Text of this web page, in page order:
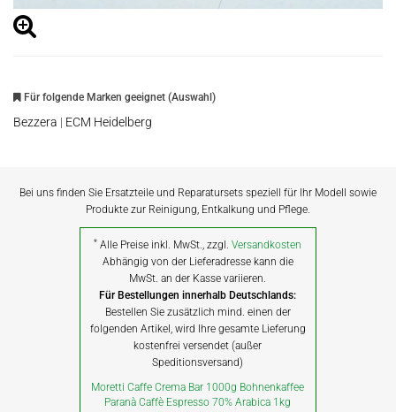
Für folgende Marken geeignet (Auswahl)
Bezzera | ECM Heidelberg
Bei uns finden Sie Ersatzteile und Reparatursets speziell für Ihr Modell sowie
Produkte zur Reinigung, Entkalkung und Pflege.
* Alle Preise inkl. MwSt., zzgl.Versandkosten
Abhängig von der Lieferadresse kann die
MwSt. an der Kasse variieren.
Für Bestellungen innerhalb Deutschlands:
Bestellen Sie zusätzlich mind. einen der
folgenden Artikel, wird Ihre gesamte Lieferung
kostenfrei versendet (außer
Speditionsversand)
Moretti Caffe Crema Bar 1000g Bohnenkaffee
Paranà Caffè Espresso 70% Arabica 1kg